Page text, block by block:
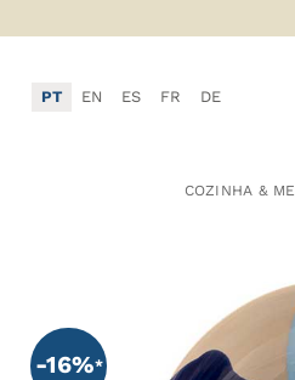
to
PT EN ES FR DE
COZINHA &
-16%